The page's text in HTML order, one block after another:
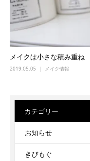
メイクは小さな積み重ね
2019.05.05 メイク情報
カテゴリー
お知らせ
きびもぐ